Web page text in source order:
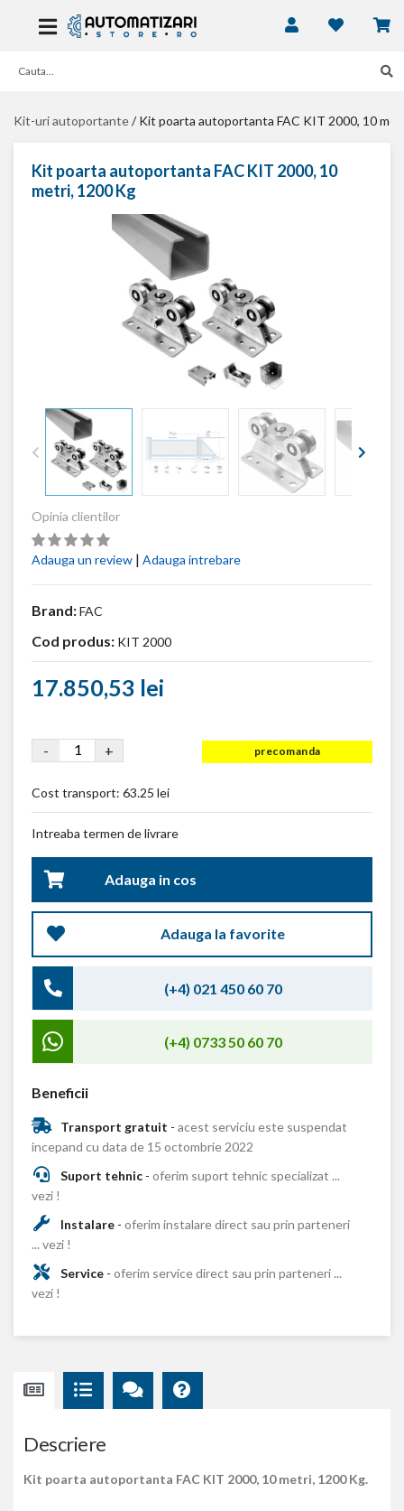
Kit-uri autoportante/Kit poarta autoportanta FAC KIT 2000, 10
Kit poarta autoportanta FAC KIT 2000, 10
metri, 1200 Kg
Opinia clientilor
Adauga un review | Adauga intrebare
Brand:FAC
Cod produs: KIT 2000
17.850,53 lei
- + precomanda
Cost transport: 63.25 lei
Intreaba termen de livrare
Adauga in cos
Adauga la favorite
(+4) 021 450 60 70
(+4) 0733 50 60 70
Beneficii
Transport gratuit - acest serviciu este suspendat
incepand cu data de 15 octombrie 2022
Suport tehnic- oferim suport tehnic specializat ...
vezi !
Instalare- oferim instalare direct sau prin parteneri
... vezi !
Service- oferim service direct sau prin parteneri ...
vezi !
Descriere
Kit poarta autoportanta FAC KIT 2000, 10 metri, 1200 Kg.